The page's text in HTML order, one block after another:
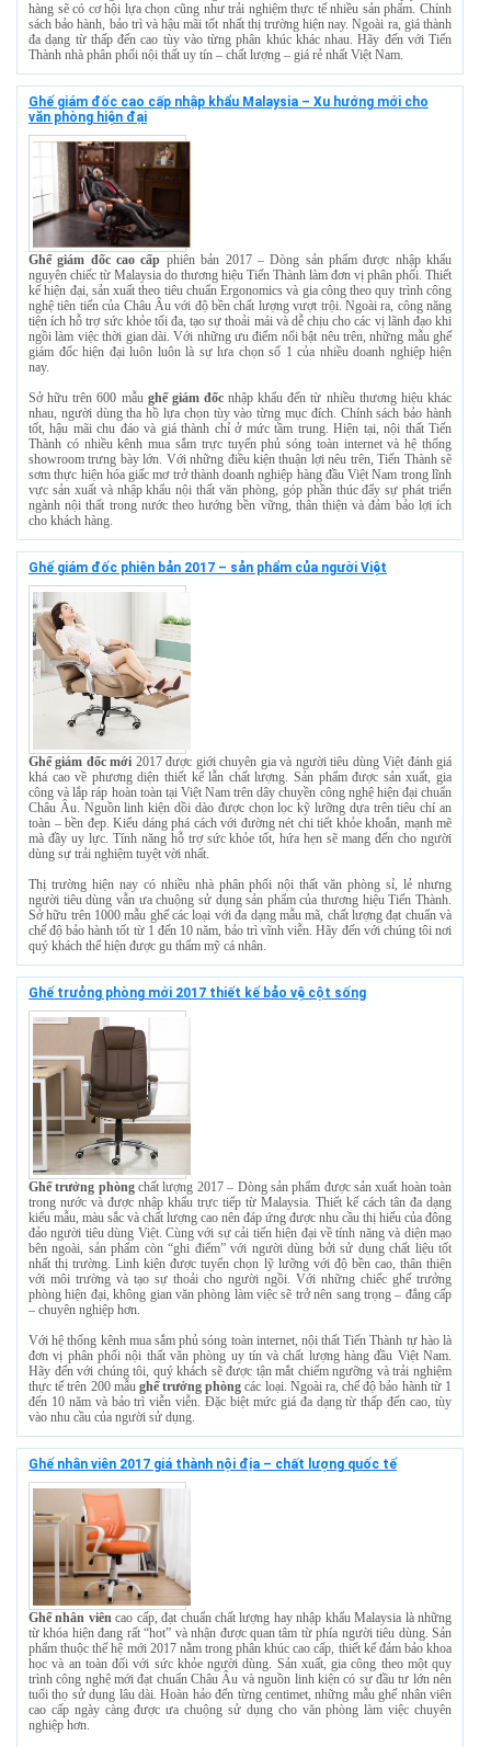
hàng sẽ có cơ hội lựa chọn cũng như trải nghiệm thực tế nhiều sản phẩm. Chính
sách bảo hành, bảo trì và hậu mãi tốt nhất thị trường hiện nay. Ngoài ra, giá thành
đa dạng từ thấp đến cao tùy vào từng phân khúc khác nhau. Hãy đến với Tiến
Thành nhà phân phối nội thất uy tín – chất lượng – giá rẻ nhất Việt Nam.
Ghế giám đốc cao cấp nhập khẩu Malaysia – Xu hướng mới cho
văn phòng hiện đại
Ghế giám đốc cao cấp phiên bản 2017 – Dòng sản phẩm được nhập khẩu
nguyên chiếc từ Malaysia do thương hiệu Tiến Thành làm đơn vị phân phối. Thiết
kế hiện đại, sản xuất theo tiêu chuẩn Ergonomics và gia công theo quy trình công
nghệ tiên tiến của Châu Âu với độ bền chất lượng vượt trội. Ngoài ra, công năng
tiện ích hỗ trợ sức khỏe tối đa, tạo sự thoải mái và dễ chịu cho các vị lãnh đạo khi
ngồi làm việc thời gian dài. Với những ưu điểm nổi bật nêu trên, những mẫu ghế
giám đốc hiện đại luôn luôn là sự lưa chọn số 1 của nhiều doanh nghiệp hiện
nay.
Sở hữu trên 600 mẫu ghế giám đốcnhập khẩu đến từ nhiều thương hiệu khác
nhau, người dùng tha hồ lựa chọn tùy vào từng mục đích. Chính sách bảo hành
tốt, hậu mãi chu đáo và giá thành chỉ ở mức tầm trung. Hiện tại, nội thất Tiến
Thành có nhiều kênh mua sắm trực tuyến phủ sóng toàn internet và hệ thống
showroom trưng bày lớn. Với những điều kiện thuận lợi nêu trên, Tiến Thành sẽ
sơm thực hiện hóa giấc mơ trở thành doanh nghiệp hàng đầu Việt Nam trong lĩnh
vực sản xuất và nhập khẩu nội thất văn phòng, góp phần thúc đẩy sự phát triển
ngành nội thất trong nước theo hướng bền vững, thân thiện và đảm bảo lợi ích
cho khách hàng.
Ghế giám đốc phiên bản 2017 – sản phẩm của người Việt
Ghế giám đốc mới 2017 được giới chuyên gia và người tiêu dùng Việt đánh giá
khá cao về phương diện thiết kế lẫn chất lượng. Sản phẩm được sản xuất, gia
công và lắp ráp hoàn toàn tại Việt Nam trên dây chuyền công nghệ hiện đại chuẩn
Châu Âu. Nguồn linh kiện dồi dào được chọn lọc kỹ lưỡng dựa trên tiêu chí an
toàn – bền đẹp. Kiểu dáng phá cách với đường nét chi tiết khỏe khoắn, mạnh mẽ
mà đầy uy lực. Tính năng hỗ trợ sức khỏe tốt, hứa hẹn sẽ mang đến cho người
dùng sự trải nghiệm tuyệt vời nhất.
Thị trường hiện nay có nhiều nhà phân phối nội thất văn phòng sỉ, lẻ nhưng
người tiêu dùng vẫn ưa chuộng sử dụng sản phẩm của thương hiệu Tiến Thành.
Sở hữu trên 1000 mẫu ghế các loại với đa dạng mẫu mã, chất lượng đạt chuẩn và
chế độ bảo hành tốt từ 1 đến 10 năm, bảo trì vĩnh viễn. Hãy đến với chúng tôi nơi
quý khách thể hiện được gu thẩm mỹ cá nhân.
Ghế trưởng phòng mới 2017 thiết kế bảo vệ cột sống
Ghế trưởng phòngchất lượng 2017 – Dòng sản phẩm được sản xuất hoàn toàn
trong nước và được nhập khẩu trực tiếp từ Malaysia. Thiết kế cách tân đa dạng
kiểu mẫu, màu sắc và chất lượng cao nên đáp ứng được nhu cầu thị hiếu của đông
đảo người tiêu dùng Việt. Cùng với sự cải tiến hiện đại về tính năng và diện mạo
bên ngoài, sản phẩm còn “ghi điểm” với người dùng bởi sử dụng chất liệu tốt
nhất thị trường. Linh kiện được tuyển chọn lỹ lưỡng với độ bền cao, thân thiện
với môi trường và tạo sự thoải cho người ngồi. Với những chiếc ghế trưởng
phòng hiện đại, không gian văn phòng làm việc sẽ trở nên sang trọng – đẳng cấp
– chuyên nghiệp hơn.
Với hệ thống kênh mua sắm phủ sóng toàn internet, nội thất Tiến Thành tự hào là
đơn vị phân phối nội thất văn phòng uy tín và chất lượng hàng đầu Việt Nam.
Hãy đến với chúng tôi, quý khách sẽ được tận mắt chiếm ngưỡng và trải nghiệm
thực tế trên 200 mẫu ghế trưởng phòng các loại. Ngoài ra, chế độ bảo hành từ 1
đến 10 năm và bảo trì viễn viễn. Đặc biệt mức giá đa dạng từ thấp đến cao, tùy
vào nhu cầu của người sử dụng.
Ghế nhân viên 2017 giá thành nội địa – chất lượng quốc tế
Ghế nhân viêncao cấp, đạt chuẩn chất lượng hay nhập khẩu Malaysia là những
từ khóa hiện đang rất “hot” và nhận được quan tâm từ phía người tiêu dùng. Sản
phẩm thuộc thế hệ mới 2017 nằm trong phân khúc cao cấp, thiết kế đảm bảo khoa
học và an toàn đối với sức khỏe người dùng. Sản xuất, gia công theo một quy
trình công nghệ mới đạt chuẩn Châu Âu và nguồn linh kiện có sự đầu tư lớn nên
tuổi thọ sử dụng lâu dài. Hoàn hảo đến từng centimet, những mẫu ghế nhân viên
cao cấp ngày càng được ưa chuộng sử dụng cho văn phòng làm việc chuyên
nghiệp hơn.